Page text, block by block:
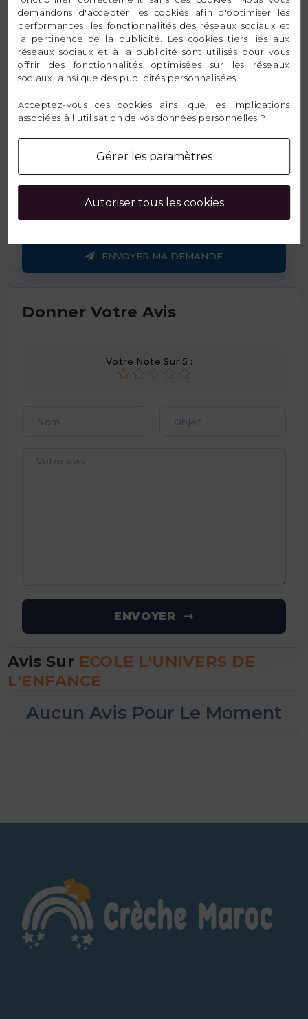
Email
Message
ENVOYER MA DEMANDE
Donner Votre Avis
Votre Note Sur 5 :
ENVOYER
Avis Sur ECOLE L'UNIVERS DE
L'ENFANCE
Aucun Avis Pour Le Moment
demandons d'accepter les cookies afin d'optimiser les
performances, les fonctionnalités des réseaux sociaux et
la pertinence de la publicité. Les cookies tiers liés aux
réseaux sociaux et à la publicité sont utilisés pour vous
offrir des fonctionnalités optimisées sur les réseaux
sociaux, ainsi que des publicités personnalisées.
Acceptez-vous ces cookies ainsi que les implications
associées à l'utilisation de vos données personnelles ?
Gérer les paramètres
Autoriser tous les cookies